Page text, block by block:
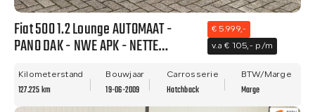
Fiat 500 1.2 Lounge AUTOMAAT -
PANO DAK - NWE APK - NETTE
€ 5.999,-
v.a € 105,- p/m
Kilometerstand
127.225 km
Bouwjaar
19-06-2009
Carrosserie
Hatchback
BTW/Marge
Marge